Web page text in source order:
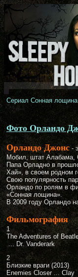
Сериал Сонная лощина
Фото Орландо
Орландо Джонс-
Мобил, штат
Папа Орладно в
Хай», в своем родном
Свою популярность
Орландо по ролям в
«Сонная лощина».
В 2009 году Орландо
Фильмография
1
The Adventures of
... Dr. Vanderark
2
Близкие враги (2013)
Enemies Closer ... Clay